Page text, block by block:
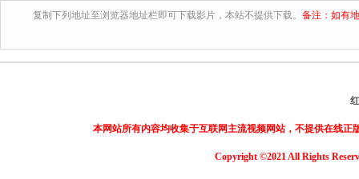
复制下列地址至浏览器地址栏即可下载影片，本站不提供下载。 备注：如有
本网站所有内容均收集于互联网主流视频网站，不提供在线
Copyright ©2021 All Rights